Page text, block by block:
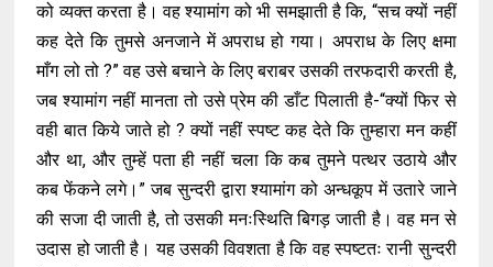
को व्यक्त करता है। वह श्यामांग को भी समझाती है कि, “सच क्यों नहीं
कह देते कि तुमसे अनजाने में अपराध हो गया। अपराध के लिए क्षमा
माँग लो तो ?” वह उसे बचाने के लिए बराबर उसकी तरफदारी करती है,
जब श्यामांग नहीं मानता तो उसे प्रेम की डाँट पिलाती है-“क्यों फिर से
वही बात किये जाते हो ? क्यों नहीं स्पष्ट कह देते कि तुम्हारा मन कहीं
और था, और तुम्हें पता ही नहीं चला कि कब तुमने पत्थर उठाये और
कब फेंकने लगे।” जब सुन्दरी द्वारा श्यामांग को अन्धकूप में उतारे जाने
की सजा दी जाती है, तो उसकी मनःस्थिति बिगड़ जाती है। वह मन से
उदास हो जाती है। यह उसकी विवशता है कि वह स्पष्टतः रानी सुन्दरी